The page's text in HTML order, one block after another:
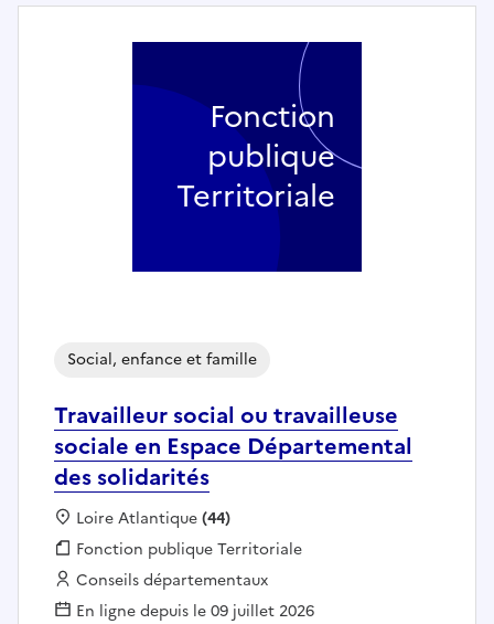
Travailleur social ou travailleuse
sociale en Espace Départemental
des solidarités
Social, enfance et famille
Localisation :
Loire Atlantique(44)
Fonction publique :
Fonction publique Territoriale
Employeur :
Conseils départementaux
En ligne depuis le 09 juillet 2026
Fonction
publique
Territoriale